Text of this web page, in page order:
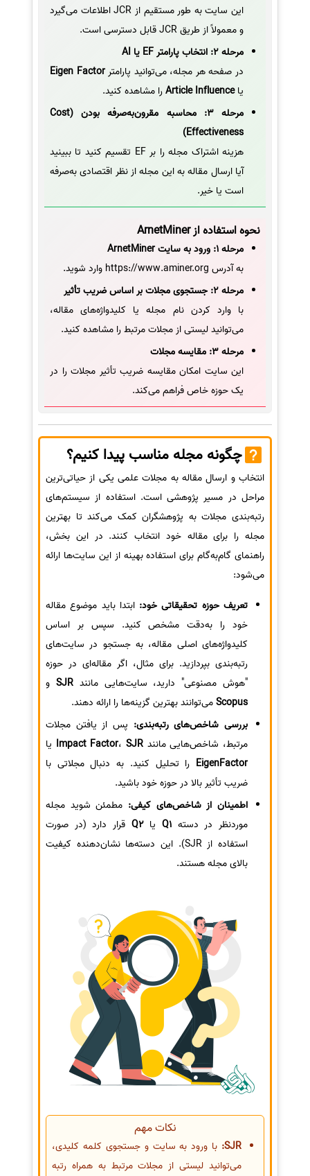
این سایت به طور مستقیم از JCR اطلاعات می‌گیرد
و معمولاً از طریق JCR قابل دسترسی است.
مرحله 2: انتخاب پارامتر EF یا AI
در صفحه هر مجله، می‌توانید پارامترEigen Factor
یاArticle Influenceرا مشاهده کنید.
مرحله 3: محاسبه مقرون‌به‌صرفه بودن (Cost
Effectiveness)
هزینه اشتراک مجله را بر EF تقسیم کنید تا ببینید
آیا ارسال مقاله به این مجله از نظر اقتصادی به‌صرفه
است یا خیر.
نحوه استفاده از ArnetMiner
مرحله 1: ورود به سایت ArnetMiner
به آدرس https://www.aminer.org وارد شوید.
مرحله 2: جستجوی مجلات بر اساس ضریب تأثیر
با وارد کردن نام مجله یا کلیدواژه‌های مقاله،
می‌توانید لیستی از مجلات مرتبط را مشاهده کنید.
مرحله 3: مقایسه مجلات
این سایت امکان مقایسه ضریب تأثیر مجلات را در
یک حوزه خاص فراهم می‌کند.
چگونه مجله مناسب پیدا کنیم؟
انتخاب و ارسال مقاله به مجلات علمی یکی از حیاتی‌ترین
مراحل در مسیر پژوهشی است. استفاده از سیستم‌های
رتبه‌بندی مجلات به پژوهشگران کمک می‌کند تا بهترین
مجله را برای مقاله خود انتخاب کنند. در این بخش،
راهنمای گام‌به‌گام برای استفاده بهینه از این سایت‌ها ارائه
می‌شود:
تعریف حوزه تحقیقاتی خود: ابتدا باید موضوع مقاله
خود را به‌دقت مشخص کنید. سپس بر اساس
کلیدواژه‌های اصلی مقاله، به جستجو در سایت‌های
رتبه‌بندی بپردازید. برای مثال، اگر مقاله‌ای در حوزه
"هوش مصنوعی" دارید، سایت‌هایی مانندSJR و
Scopusمی‌توانند بهترین گزینه‌ها را ارائه دهند.
بررسی شاخص‌های رتبه‌بندی: پس از یافتن مجلات
مرتبط، شاخص‌هایی مانند
Impact Factor،SJR
یا
EigenFactor را تحلیل کنید. به دنبال مجلاتی با
ضریب تأثیر بالا در حوزه خود باشید.
اطمینان از شاخص‌های کیفی: مطمئن شوید مجله
موردنظر در دسته Q1یاQ2 قرار دارد (در صورت
استفاده از SJR). این دسته‌ها نشان‌دهنده کیفیت
بالای مجله هستند.
نکات مهم
SJR: با ورود به سایت و جستجوی کلمه کلیدی،
می‌توانید لیستی از مجلات مرتبط به همراه رتبه